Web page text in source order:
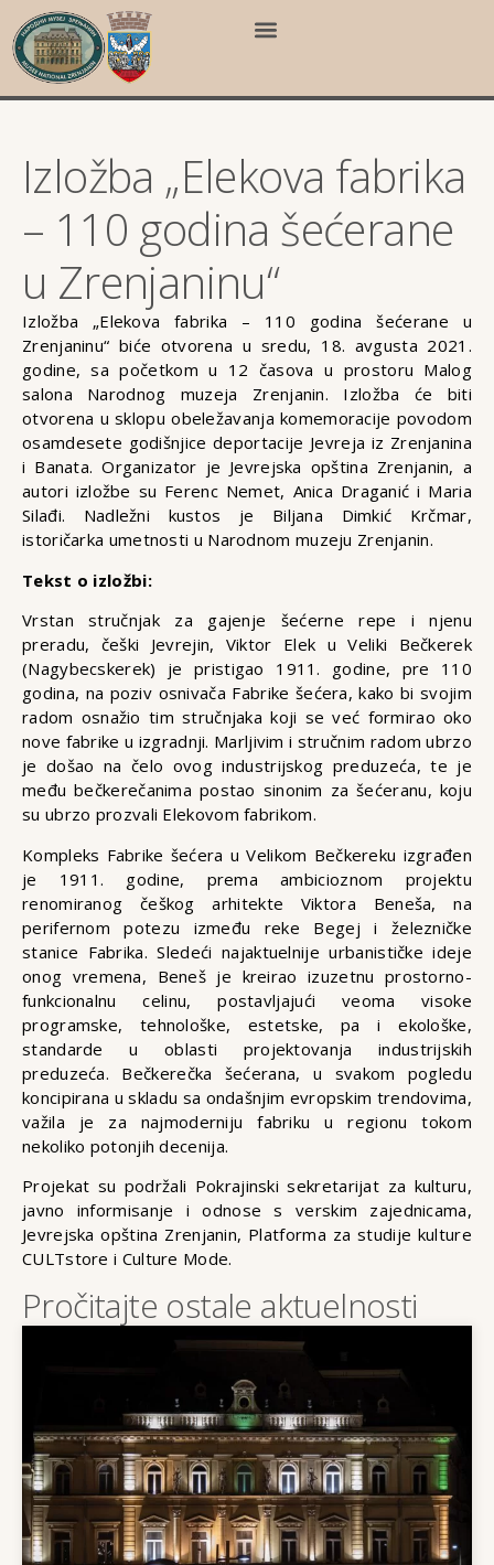
Izložba „Elekova fabrika
– 110 godina šećerane
u Zrenjaninu“
Izložba „Elekova fabrika – 110 godina šećerane u
Zrenjaninu“ biće otvorena u sredu, 18. avgusta 2021.
godine, sa početkom u 12 časova u prostoru Malog
salona Narodnog muzeja Zrenjanin. Izložba će biti
otvorena u sklopu obeležavanja komemoracije povodom
osamdesete godišnjice deportacije Jevreja iz Zrenjanina
i Banata. Organizator je Jevrejska opština Zrenjanin, a
autori izložbe su Ferenc Nemet, Anica Draganić i Maria
Silađi. Nadležni kustos je Biljana Dimkić Krčmar,
istoričarka umetnosti u Narodnom muzeju Zrenjanin.
Tekst o izložbi:
Vrstan stručnjak za gajenje šećerne repe i njenu
preradu, češki Jevrejin, Viktor Elek u Veliki Bečkerek
(Nagybecskerek) je pristigao 1911. godine, pre 110
godina, na poziv osnivača Fabrike šećera, kako bi svojim
radom osnažio tim stručnjaka koji se već formirao oko
nove fabrike u izgradnji. Marljivim i stručnim radom ubrzo
je došao na čelo ovog industrijskog preduzeća, te je
među bečkerečanima postao sinonim za šećeranu, koju
su ubrzo prozvali Elekovom fabrikom.
Kompleks Fabrike šećera u Velikom Bečkereku izgrađen
je 1911. godine, prema ambicioznom projektu
renomiranog češkog arhitekte Viktora Beneša, na
perifernom potezu između reke Begej i železničke
stanice Fabrika. Sledeći najaktuelnije urbanističke ideje
onog vremena, Beneš je kreirao izuzetnu prostorno-
funkcionalnu celinu, postavljajući veoma visoke
programske, tehnološke, estetske, pa i ekološke,
standarde u oblasti projektovanja industrijskih
preduzeća. Bečkerečka šećerana, u svakom pogledu
koncipirana u skladu sa ondašnjim evropskim trendovima,
važila je za najmoderniju fabriku u regionu tokom
nekoliko potonjih decenija.
Projekat su podržali Pokrajinski sekretarijat za kulturu,
javno informisanje i odnose s verskim zajednicama,
Jevrejska opština Zrenjanin, Platforma za studije kulture
CULTstore i Culture Mode.
Pročitajte ostale aktuelnosti